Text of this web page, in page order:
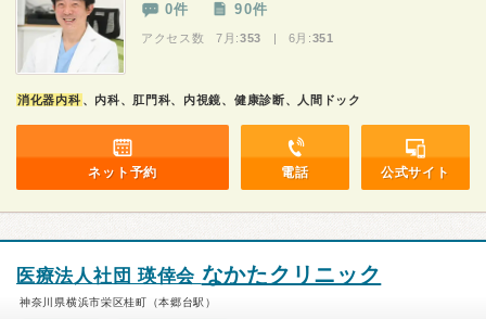
0件 90件
アクセス数 7月:353 | 6月:351
消化器内科 、内科、肛門科、内視鏡、健康診断、人間ドック
ネット予約 電話 公式サイト
医療法人社団 瑛倖会 なかたクリニック
神奈川県横浜市栄区桂町（本郷台駅）